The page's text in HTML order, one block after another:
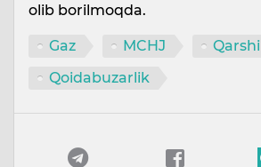
olib borilmoqda.
Gaz MCHJ
Qarshi
Qoidabuzarlik